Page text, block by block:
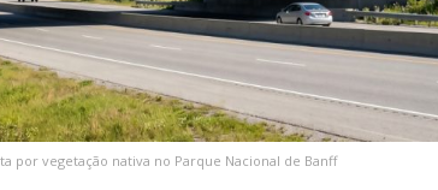
por vegetação nativa no Parque Nacional de Banff